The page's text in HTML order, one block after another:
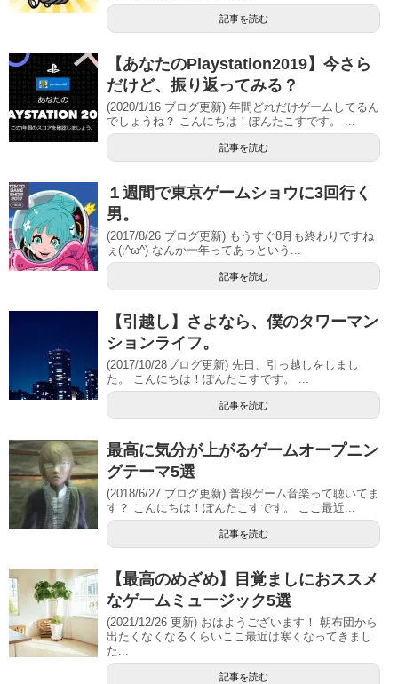
記事を読む
【あなたのPlaystation2019】今さら
だけど、振り返ってみる？
(2020/1/16 ブログ更新) 年間どれだけゲームしてるん
でしょうね？ こんにちは！ぽんたこすです。 ...
記事を読む
１週間で東京ゲームショウに3回行く
男。
(2017/8/26 ブログ更新) もうすぐ8月も終わりですね
ぇ(;^ω^) なんか一年ってあっという...
記事を読む
【引越し】さよなら、僕のタワーマン
ションライフ。
(2017/10/28ブログ更新) 先日、引っ越しをしまし
た。 こんにちは！ぽんたこすです。 ...
記事を読む
最高に気分が上がるゲームオープニン
グテーマ5選
(2018/6/27 ブログ更新) 普段ゲーム音楽って聴いてま
す？ こんにちは！ぽんたこすです。 ここ最近...
記事を読む
【最高のめざめ】目覚ましにおススメ
なゲームミュージック5選
(2021/12/26 更新) おはようございます！ 朝布団から
出たくなくなるくらいここ最近は寒くなってきまし
た...
記事を読む